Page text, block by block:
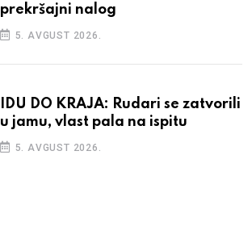
prekršajni nalog
5. AVGUST 2026.
IDU DO KRAJA: Rudari se zatvorili
u jamu, vlast pala na ispitu
5. AVGUST 2026.